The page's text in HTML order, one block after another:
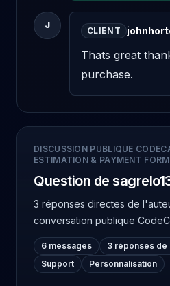
J
CLIENT
Thats great
purchase.
DISCUSSION PUBLIQUE
ESTIMATION & PAYMENT
Question de
3 réponses directes de
conversation publique
6 messages 3 réponses de
Support
Personnalisation